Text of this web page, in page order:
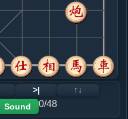
马六退七
士４进５
马六退七
象３退５
马六退七
>|
↑↓
Sound 0/48